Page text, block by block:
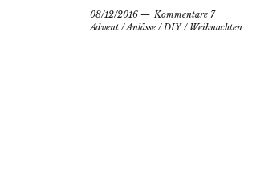
08/12/2016
Kommentare 7
Advent /Anlässe /DIY/ Weihnachten